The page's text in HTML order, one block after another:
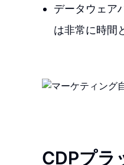
データウェア
は非常に時間
CDPプラ